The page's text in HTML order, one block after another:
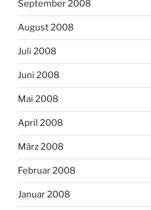
September 2008
August 2008
Juli 2008
Juni 2008
Mai 2008
April 2008
März 2008
Februar 2008
Januar 2008